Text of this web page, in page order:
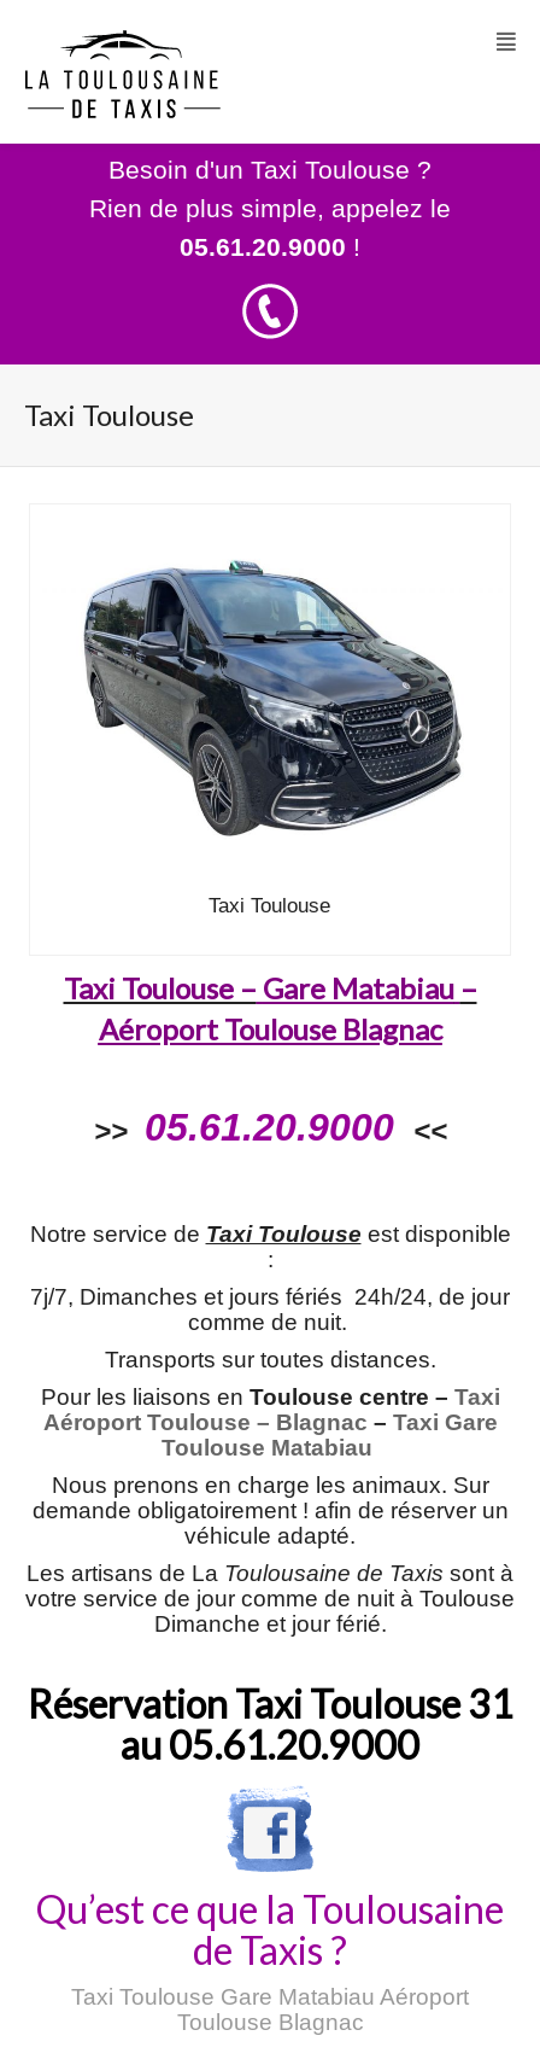
Besoin d'un Taxi Toulouse ?
Rien de plus simple, appelez le
05.61.20.9000 !
Taxi Toulouse
Taxi Toulouse
Taxi Toulouse – Gare Matabiau –
Aéroport Toulouse Blagnac
>> 05.61.20.9000 <<
Notre service de Taxi Toulouse est disponible
:
7j/7, Dimanches et jours fériés 24h/24, de jour
comme de nuit.
Transports sur toutes distances.
Pour les liaisons en Toulouse centre – Taxi
Aéroport Toulouse – Blagnac – Taxi Gare
Toulouse Matabiau
Nous prenons en charge les animaux. Sur
demande obligatoirement ! afin de réserver un
véhicule adapté.
Les artisans de La Toulousaine de Taxis sont à
votre service de jour comme de nuit à Toulouse
Dimanche et jour férié.
Réservation Taxi Toulouse 31
au05.61.20.9000
Qu’est ce que la Toulousaine
de Taxis ?
Taxi Toulouse Gare Matabiau Aéroport
Toulouse Blagnac